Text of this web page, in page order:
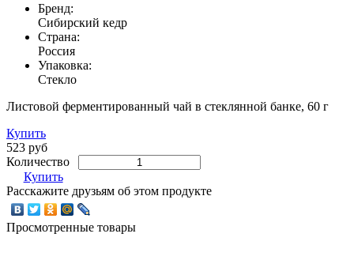
Бренд:
Сибирский кедр
Страна:
Россия
Упаковка:
Стекло
Листовой ферментированный чай в стеклянной банке, 60 г
Купить
523 руб
Количество
Купить
Расскажите друзьям об этом продукте
Просмотренные товары